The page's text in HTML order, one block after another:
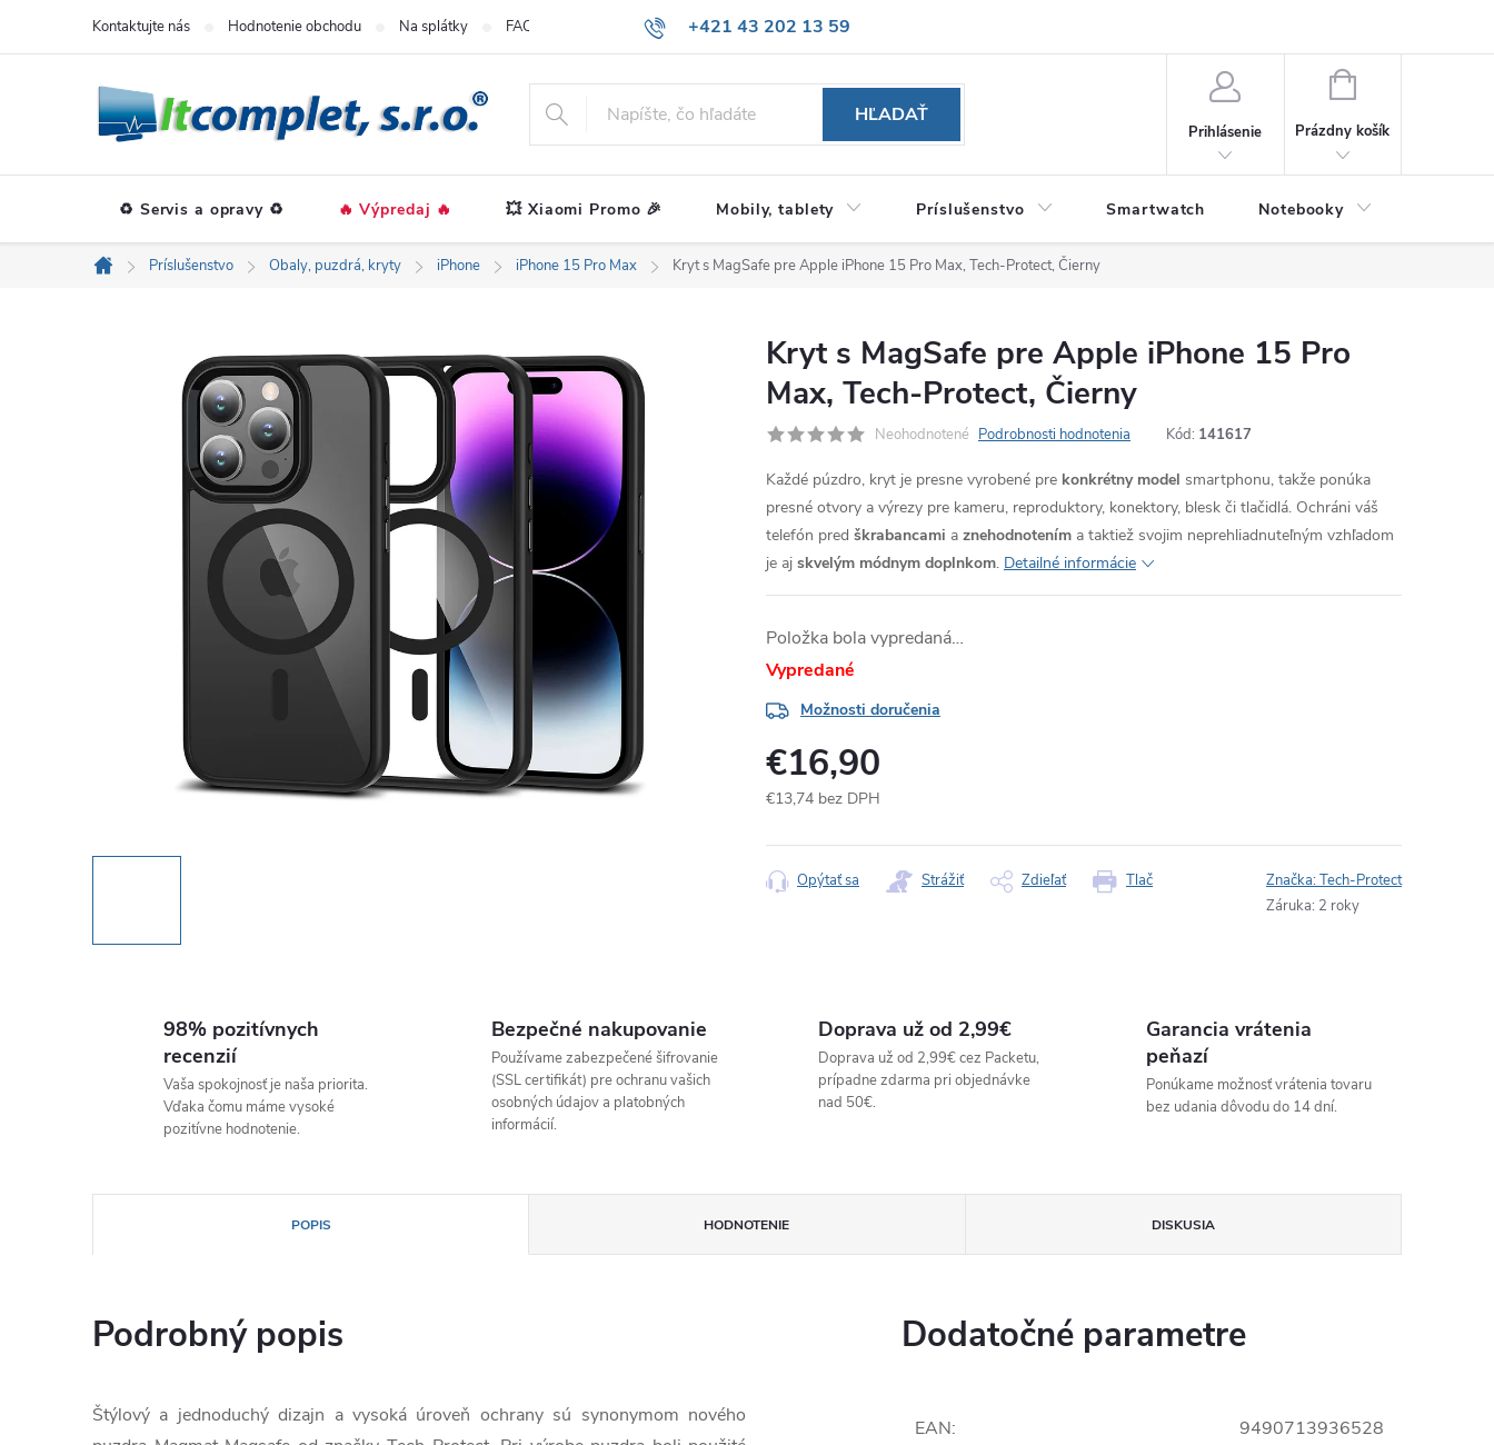
+421 43 202 13 59
Kontaktujte nás Hodnotenie obchodu Na splátky FAQ
HĽADAŤ
Prihlásenie
NÁKUPNÝ
Prázdny košík
♻️ Servis a opravy ♻️ 🔥 Výpredaj 🔥 💥 Xiaomi Promo 🎉 Mobily, tablety Príslušenstvo Smartwatch Notebooky
Domov
Príslušenstvo Obaly, puzdrá, kryty iPhone iPhone 15 Pro Max Kryt s MagSafe pre Apple iPhone 15 Pro Max, Tech-Protect, Čierny
Kryt s MagSafe pre Apple iPhone 15 Pro
Max, Tech-Protect, Čierny
Neohodnotené Podrobnosti hodnotenia Kód: 141617
Každé púzdro, kryt je presne vyrobené pre konkrétny model smartphonu, takže ponúka
presné otvory a výrezy pre kameru, reproduktory, konektory, blesk či tlačidlá. Ochráni váš
telefón pred škrabancami a znehodnotením a taktiež svojim neprehliadnuteľným vzhľadom
je aj skvelým módnym doplnkom. Detailné informácie
Položka bola vypredaná…
Vypredané
Možnosti doručenia
€16,90
€13,74 bez DPH
cena:
Tlač
Opýtať sa Strážiť Zdieľať Značka:Tech-Protect
Záruka: 2 roky
98% pozitívnych
recenzií
Vaša spokojnosť je naša priorita.
Vďaka čomu máme vysoké
pozitívne hodnotenie.
Bezpečné nakupovanie
Používame zabezpečené šifrovanie
(SSL certifikát) pre ochranu vašich
osobných údajov a platobných
informácií.
Doprava už od 2,99€
Doprava už od 2,99€ cez Packetu,
prípadne zdarma pri objednávke
nad 50€.
Garancia vrátenia
peňazí
Ponúkame možnosť vrátenia tovaru
bez udania dôvodu do 14 dní.
POPIS HODNOTENIE DISKUSIA
Podrobný popis
Štýlový a jednoduchý dizajn a vysoká úroveň ochrany sú synonymom nového
Dodatočné parametre
EAN: 9490713936528